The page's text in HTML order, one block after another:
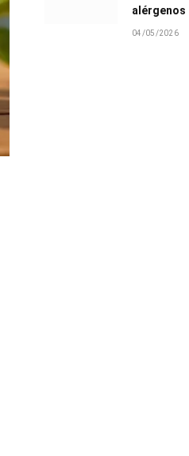
alérgenos
04/05/2026